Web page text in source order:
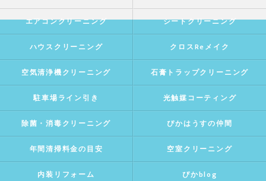
エアコンクリーニング シートクリーニング
ハウスクリーニング クロスReメイク
空気清浄機クリーニング 石膏トラップクリーニング
駐車場ライン引き 光触媒コーティング
除菌・消毒クリーニング ぴかはうすの仲間
年間清掃料金の目安 空室クリーニング
内装リフォーム ぴかblog